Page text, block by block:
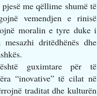
me qëllime shumë të
vemendjen e rinisë
moralin e tyre duke i
mesazhi dritëdhënës dhe
guximtare për të
“inovative” të cilat në
traditat dhe kulturën